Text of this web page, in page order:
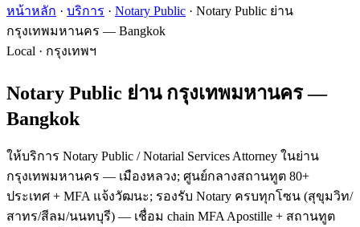
หน้าหลัก · บริการ · Notary Public · Notary Public ย่าน
กรุงเทพมหานคร — Bangkok
Local · กรุงเทพฯ
Notary Public ย่าน กรุงเทพมหานคร —
Bangkok
ให้บริการ Notary Public / Notarial Services Attorney ในย่าน
กรุงเทพมหานคร — เมืองหลวง; ศูนย์กลางสถานทูต 80+
ประเทศ + MFA แจ้งวัฒนะ; รองรับ Notary ครบทุกโซน (สุขุมวิท/
สาทร/สีลม/นนทบุรี) — เชื่อม chain MFA Apostille + สถานทูต